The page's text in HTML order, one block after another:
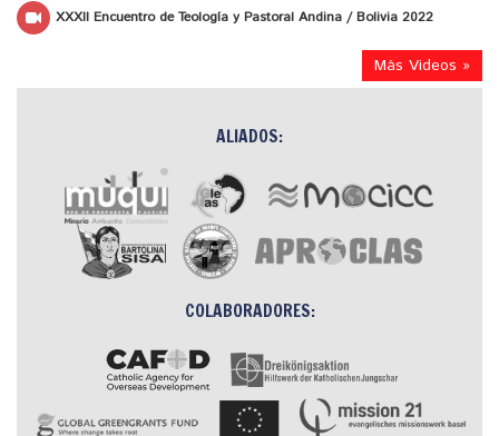
XXXII Encuentro de Teología y Pastoral Andina / Bolivia 2022
Más Videos »
ALIADOS:
COLABORADORES: